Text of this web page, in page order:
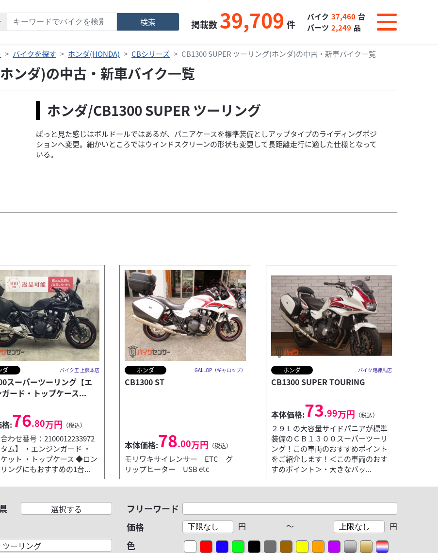
検索 掲載数 39,709 件
バイク 37,460 台
パーツ 2,249 品
バイクを探す ホンダ(HONDA) CBシリーズ CB1300 SUPER ツーリング(ホンダ)の中古・新車バイク一覧
ンダ)の中古・新車バイク一覧
ホンダ/CB1300 SUPER ツーリング
ぱっと見た感じはボルドールではあるが、パニアケースを標準装備としアップタイプのライディングポジ
ションへ変更。細かいところではウインドスクリーンの形状も変更して長距離走行に適した仕様となって
いる。
ダ バイク王 上熊本店
スーパーツーリング【エ
ガード・トップケース...
:76.80万円 （税込）
わせ番号：2100012233972
タム】 ・エンジンガード ・
ット ・トップケース ◆ロン
ングにもおすすめの1台...
ホンダ GALLOP（ギャロップ）
CB1300 ST
本体価格:78.00万円 （税込）
モリワキサイレンサー ETC グ
リップヒーター USB etc
ホンダ バイク館練馬店
CB1300 SUPER TOURING
本体価格:73.99万円 （税込）
２９Ｌの大容量サイドパニアが標準
装備のＣＢ１３００スーパーツーリ
ング！この車両のおすすめポイント
をご紹介します！＜この車両のおす
すめポイント＞・大きなバッ...
選択する
ツーリング
フリーワード
価格
円 ～ 円
色